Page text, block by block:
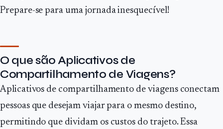
Prepare-se para uma jornada inesquecível!
O que são Aplicativos de
Compartilhamento de Viagens?
Aplicativos de compartilhamento de viagens conectam
pessoas que desejam viajar para o mesmo destino,
permitindo que dividam os custos do trajeto. Essa